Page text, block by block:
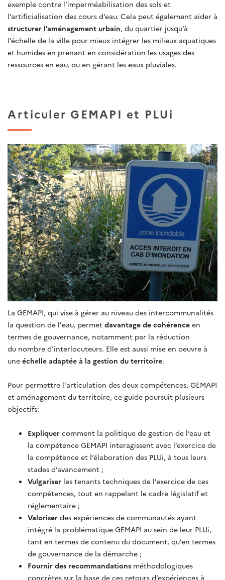
exemple contre l’imperméabilisation des sols et
l’artificialisation des cours d’eau. Cela peut également aider à
structurer l’aménagement urbain, du quartier jusqu’à
l’échelle de la ville pour mieux intégrer les milieux aquatiques
et humides en prenant en considération les usages des
ressources en eau, ou en gérant les eaux pluviales.
Articuler GEMAPI et PLUi
La GEMAPI, qui vise à gérer au niveau des intercommunalités
la question de l'eau, permet davantage de cohérence en
termes de gouvernance, notamment par la réduction
du nombre d'interlocuteurs. Elle est aussi mise en oeuvre à
une échelle adaptée à la gestion du territoire.
Pour permettre l'articulation des deux compétences, GEMAPI
et aménagement du territoire, ce guide poursuit plusieurs
objectifs:
Expliquer comment la politique de gestion de l’eau et
la compétence GEMAPI interagissent avec l’exercice de
la compétence et l’élaboration des PLUi, à tous leurs
stades d’avancement ;
Vulgariser les tenants techniques de l’exercice de ces
compétences, tout en rappelant le cadre législatif et
réglementaire ;
Valoriser des expériences de communautés ayant
intégré la problématique GEMAPI au sein de leur PLUi,
tant en termes de contenu du document, qu’en termes
de gouvernance de la démarche ;
Fournir des recommandations méthodologiques
concrètes sur la base de ces retours d’expériences à